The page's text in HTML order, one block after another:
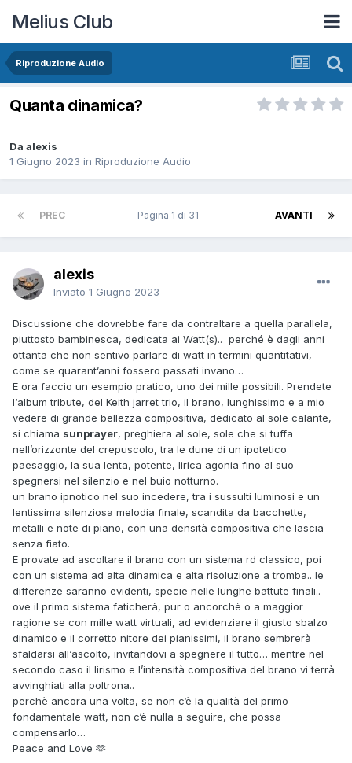
Melius Club
Riproduzione Audio
Quanta dinamica?
Da alexis
1 Giugno 2023 in Riproduzione Audio
PREC AVANTI
Pagina 1 di 31
alexis
Inviato 1 Giugno 2023
Discussione che dovrebbe fare da contraltare a quella parallela,
piuttosto bambinesca, dedicata ai Watt(s).. perché è dagli anni
ottanta che non sentivo parlare di watt in termini quantitativi,
come se quarant’anni fossero passati invano…
E ora faccio un esempio pratico, uno dei mille possibili. Prendete
l‘album tribute, del Keith jarret trio, il brano, lunghissimo e a mio
vedere di grande bellezza compositiva, dedicato al sole calante,
si chiama sunprayer, preghiera al sole, sole che si tuffa
nell’orizzonte del crepuscolo, tra le dune di un ipotetico
paesaggio, la sua lenta, potente, lirica agonia fino al suo
spegnersi nel silenzio e nel buio notturno.
un brano ipnotico nel suo incedere, tra i sussulti luminosi e un
lentissima silenziosa melodia finale, scandita da bacchette,
metalli e note di piano, con una densità compositiva che lascia
senza fiato.
E provate ad ascoltare il brano con un sistema rd classico, poi
con un sistema ad alta dinamica e alta risoluzione a tromba.. le
differenze saranno evidenti, specie nelle lunghe battute finali..
ove il primo sistema faticherà, pur o ancorchè o a maggior
ragione se con mille watt virtuali, ad evidenziare il giusto sbalzo
dinamico e il corretto nitore dei pianissimi, il brano sembrerà
sfaldarsi all‘ascolto, invitandovi a spegnere il tutto… mentre nel
secondo caso il lirismo e l’intensità compositiva del brano vi terrà
avvinghiati alla poltrona..
perchè ancora una volta, se non c‘è la qualità del primo
fondamentale watt, non c‘è nulla a seguire, che possa
compensarlo…
Peace and Love 🫶